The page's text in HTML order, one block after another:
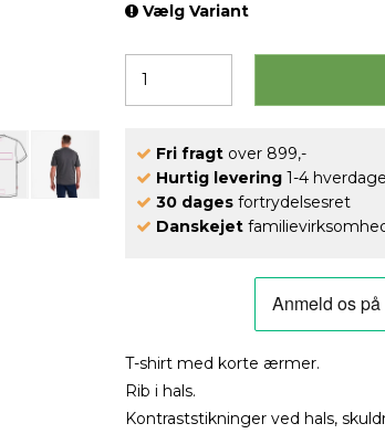
Vælg Variant
Fri fragt over 899,-
Hurtig levering 1-4 hverdage
30 dages fortrydelsesret
Danskejet
T-shirt med korte ærmer.
Rib i hals.
Kontraststikninger ved hals,